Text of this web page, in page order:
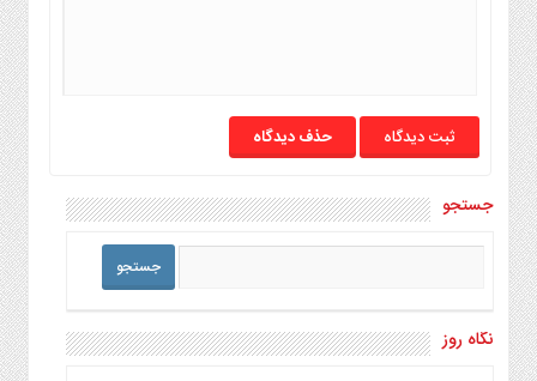
حذف دیدگاه
جستجو
نگاه روز